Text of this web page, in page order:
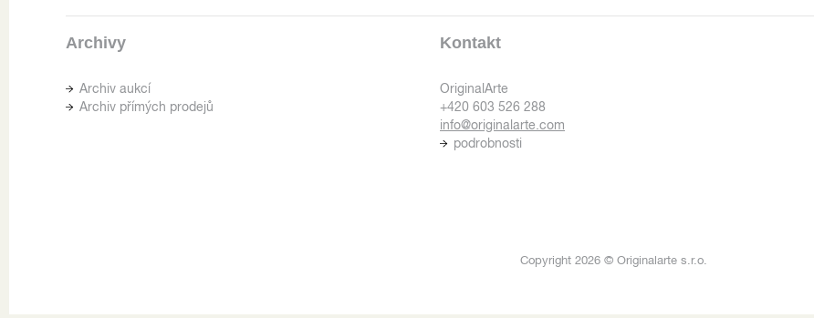
Archivy
Archiv aukcí
Archiv přímých prodejů
Kontakt
OriginalArte
+420 603 526 288
info@originalarte.com
podrobnosti
Copyright 2026 © Originalarte s.r.o.